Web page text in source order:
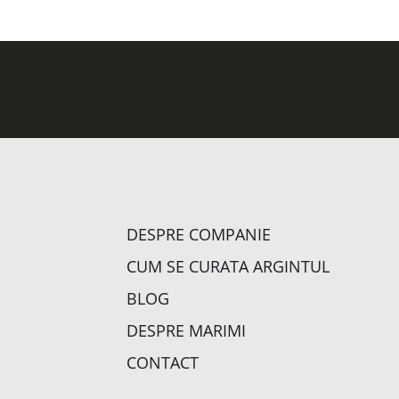
DESPRE COMPANIE
CUM SE CURATA ARGINTUL
BLOG
DESPRE MARIMI
CONTACT